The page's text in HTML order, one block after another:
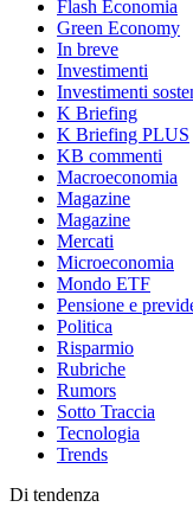
Flash Economia
Green Economy
In breve
Investimenti
Investimenti
K Briefing
K Briefing PLUS
KB commenti
Macroeconomia
Magazine
Magazine
Mercati
Microeconomia
Mondo ETF
Pensione e
Politica
Risparmio
Rubriche
Rumors
Sotto Traccia
Tecnologia
Trends
Di tendenza